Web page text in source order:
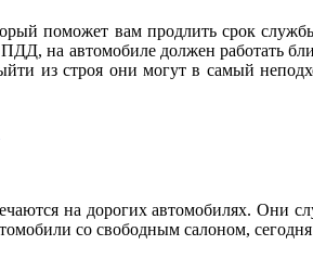
поможет вам продлить срок
на автомобиле должен работать
из строя они могут в самый
на дорогих автомобилях. Они
со свободным салоном,